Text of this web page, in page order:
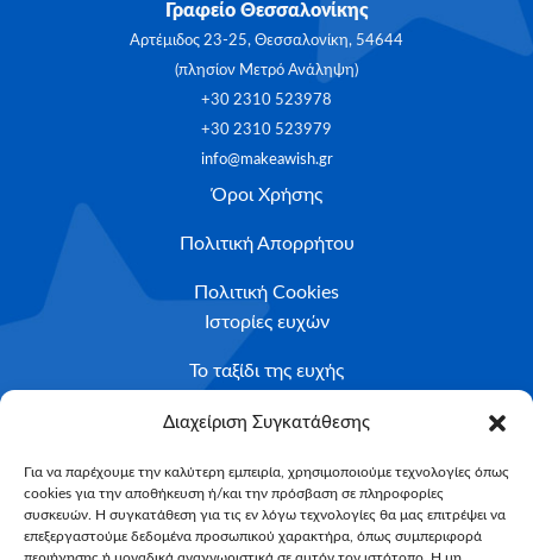
Διαχείριση Συγκατάθεσης
Για να παρέχουμε την καλύτερη εμπειρία, χρησιμοποιούμε τεχνολογίες όπως
cookies για την αποθήκευση ή/και την πρόσβαση σε πληροφορίες
συσκευών. Η συγκατάθεση για τις εν λόγω τεχνολογίες θα μας επιτρέψει να
επεξεργαστούμε δεδομένα προσωπικού χαρακτήρα, όπως συμπεριφορά
Γραφείο Θεσσαλονίκης
Αρτέμιδος 23-25, Θεσσαλονίκη, 54644
(πλησίον Μετρό Ανάληψη)
+30 2310 523978
+30 2310 523979
info@makeawish.gr
Όροι Χρήσης
Πολιτική Απορρήτου
Πολιτική Cookies
Ιστορίες ευχών
Το ταξίδι της ευχής
Κριτήρια Καταλληλότητας
Υποβολή Αιτήματος
NEWSLETTER
Email*